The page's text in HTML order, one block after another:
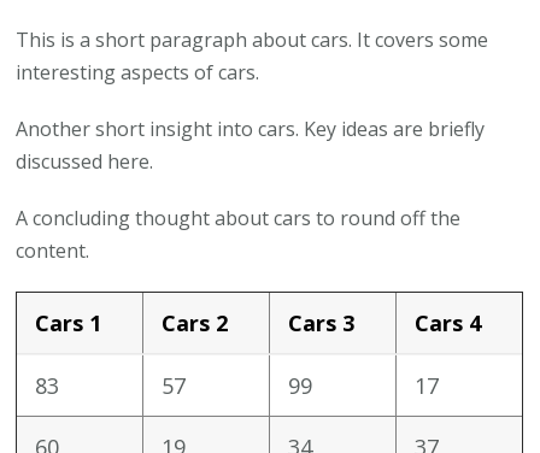
This is a short paragraph about cars. It covers some
interesting aspects of cars.
Another short insight into cars. Key ideas are briefly
discussed here.
A concluding thought about cars to round off the
content.
Cars 1 Cars 2 Cars 3 Cars 4
83 57 99 17
60 19 34 37